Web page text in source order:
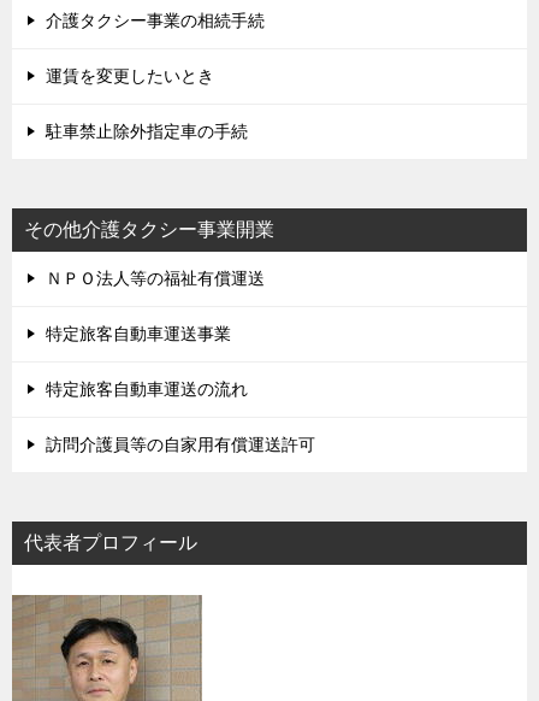
介護タクシー事業の相続手続
運賃を変更したいとき
駐車禁止除外指定車の手続
その他介護タクシー事業開業
ＮＰＯ法人等の福祉有償運送
特定旅客自動車運送事業
特定旅客自動車運送の流れ
訪問介護員等の自家用有償運送許可
代表者プロフィール